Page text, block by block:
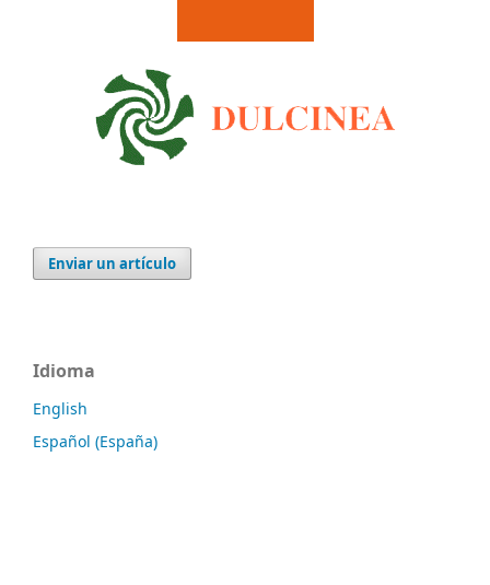
Enviar un artículo
Idioma
English
Español (España)